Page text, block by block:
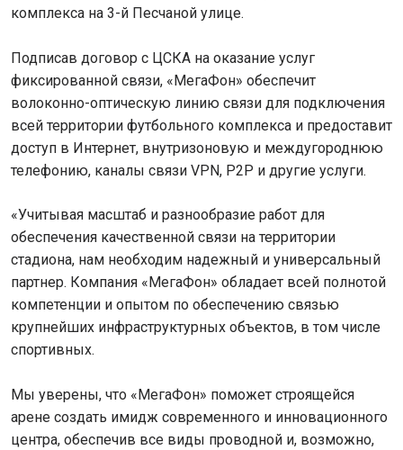
комплекса на 3-й Песчаной улице.
Подписав договор с ЦСКА на оказание услуг
фиксированной связи, «МегаФон» обеспечит
волоконно-оптическую линию связи для подключения
всей территории футбольного комплекса и предоставит
доступ в Интернет, внутризоновую и междугороднюю
телефонию, каналы связи VPN, P2P и другие услуги.
«Учитывая масштаб и разнообразие работ для
обеспечения качественной связи на территории
стадиона, нам необходим надежный и универсальный
партнер. Компания «МегаФон» обладает всей полнотой
компетенции и опытом по обеспечению связью
крупнейших инфраструктурных объектов, в том числе
спортивных.
Мы уверены, что «МегаФон» поможет строящейся
арене создать имидж современного и инновационного
центра, обеспечив все виды проводной и, возможно,